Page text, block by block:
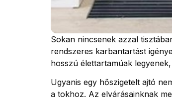
Sokan nincsenek azzal
rendszeres karbantartást
hosszú élettartamúak
Ugyanis egy hőszigetelt ajtó
a tokhoz. Az elvárásainknak